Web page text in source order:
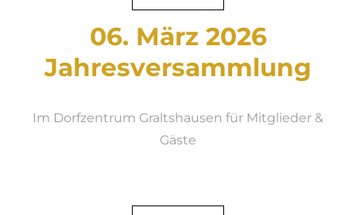
06. März 2026
Jahresversammlung
Im Dorfzentrum Graltshausen für Mitglieder &
Gäste